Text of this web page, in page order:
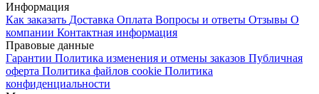
Информация
Как заказать Доставка Оплата Вопросы и ответы Отзывы О
компании Контактная информация
Правовые данные
Гарантии Политика изменения и отмены заказов Публичная
оферта Политика файлов cookie Политика
конфиденциальности